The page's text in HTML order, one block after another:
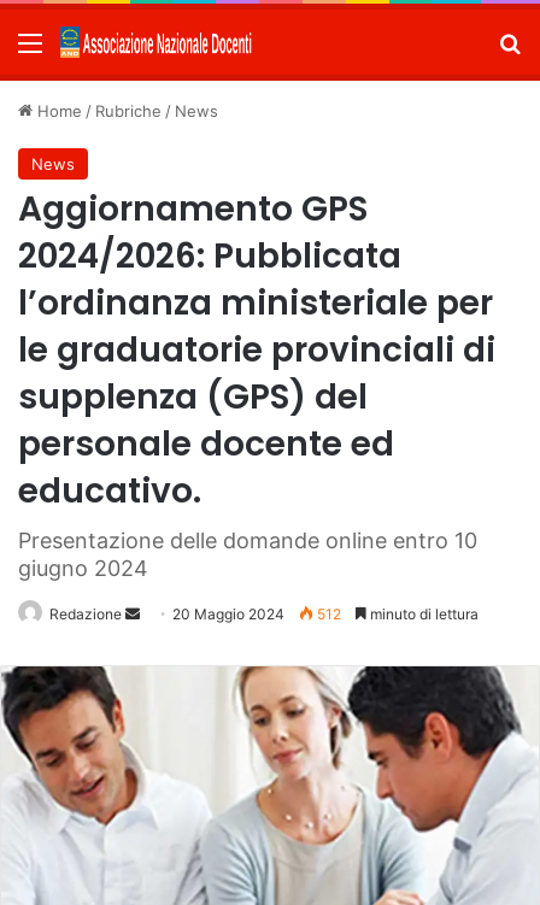
Menu
Home / Rubriche / News
News
Aggiornamento GPS
2024/2026: Pubblicata
l’ordinanza ministeriale per
le graduatorie provinciali di
supplenza (GPS) del
personale docente ed
educativo.
Presentazione delle domande online entro 10
giugno 2024
Redazione
Invia 20 Maggio 2024 512 minuto di lettura